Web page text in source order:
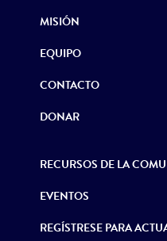
MISIÓN
EQUIPO
CONTACTO
DONAR
RECURSOS DE LA
EVENTOS
REGÍSTRESE PARA